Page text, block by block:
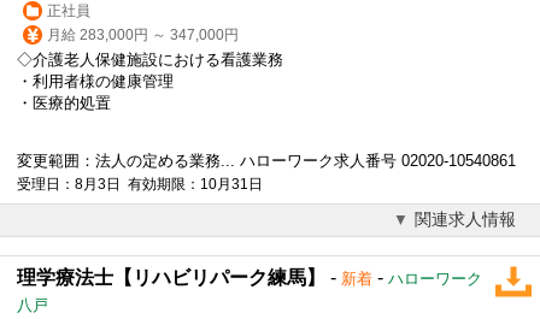
正社員
月給 283,000円 ～ 347,000円
◇介護老人保健施設における看護業務
・利用者様の健康管理
・医療的処置
変更範囲：法人の定める業務... ハローワーク求人番号 02020-10540861
受理日：8月3日 有効期限：10月31日
関連求人情報
理学療法士【リハビリパーク練馬】 - 新着 - ハローワーク
八戸